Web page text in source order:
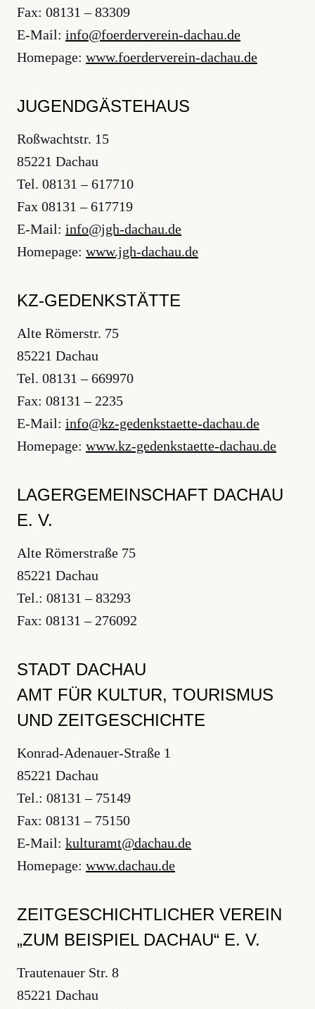
Fax: 08131 – 83309
E-Mail: ed.uahcad-nierevredreof@ofni
Homepage: www.foerderverein-dachau.de
JUGENDGÄSTEHAUS
Roßwachtstr. 15
85221 Dachau
Tel. 08131 – 617710
Fax 08131 – 617719
E-Mail: ed.uahcad-hgj@ofni
Homepage: www.jgh-dachau.de
KZ-GEDENKSTÄTTE
Alte Römerstr. 75
85221 Dachau
Tel. 08131 – 669970
Fax: 08131 – 2235
E-Mail: ed.uahcad-etteatsknedeg-zk@ofni
Homepage: www.kz-gedenkstaette-dachau.de
LAGERGEMEINSCHAFT DACHAU
E. V.
Alte Römerstraße 75
85221 Dachau
Tel.: 08131 – 83293
Fax: 08131 – 276092
STADT DACHAU
AMT FÜR KULTUR, TOURISMUS
UND ZEITGESCHICHTE
Konrad-Adenauer-Straße 1
85221 Dachau
Tel.: 08131 – 75149
Fax: 08131 – 75150
E-Mail: ed.uahcad@tmarutluk
Homepage: www.dachau.de
ZEITGESCHICHTLICHER VEREIN
„ZUM BEISPIEL DACHAU“ E. V.
Trautenauer Str. 8
85221 Dachau